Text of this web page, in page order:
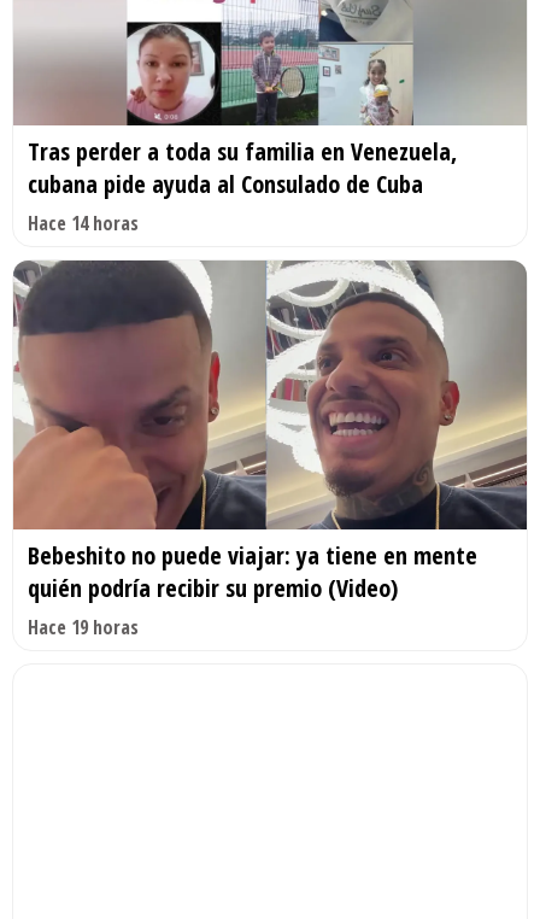
Tras perder a toda su familia en Venezuela,
cubana pide ayuda al Consulado de Cuba
Hace 14 horas
Bebeshito no puede viajar: ya tiene en mente
quién podría recibir su premio (Video)
Hace 19 horas